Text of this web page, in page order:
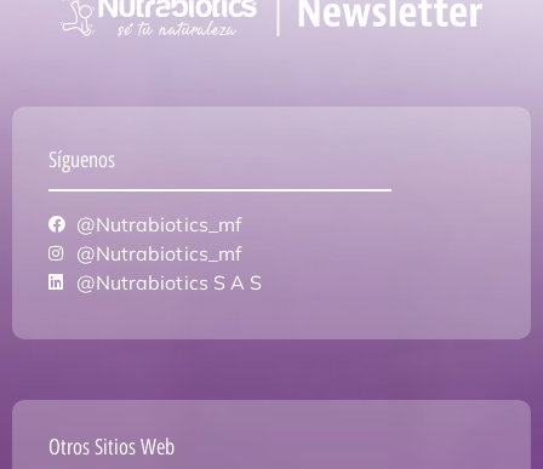
Síguenos
@Nutrabiotics_mf
@Nutrabiotics_mf
@Nutrabiotics S A S
Otros Sitios Web